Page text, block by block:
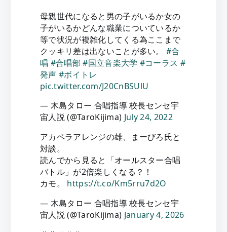
母親世代になると男の子がいるか女の
子がいるかどんな職業についているか
等で状況が複雑化してくる為ここまで
クッキリ差は出ないことが多い。#合
唱 #合唱部 #国立音楽大学 #コーラス #
発声 #ボイトレ
pic.twitter.com/J20CnBSUlU
— 木島タロー 合唱指導 校長センセ宇
宙人説 (@TaroKijima) July 24, 2022
アカペラアレンジの雄、まーびろ氏と
対談。
読んでから見ると「オールスター合唱
バトル」が2倍楽しくなる？！
カモ。 https://t.co/Km5rru7d2O
— 木島タロー 合唱指導 校長センセ宇
宙人説 (@TaroKijima) January 4, 2026